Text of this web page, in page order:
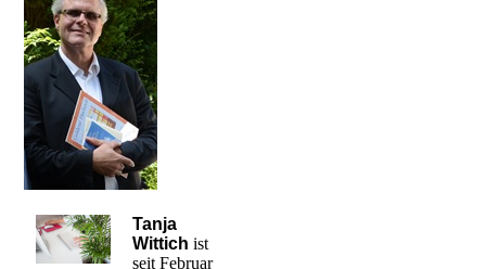
Tanja
Wittich ist
seit Februar